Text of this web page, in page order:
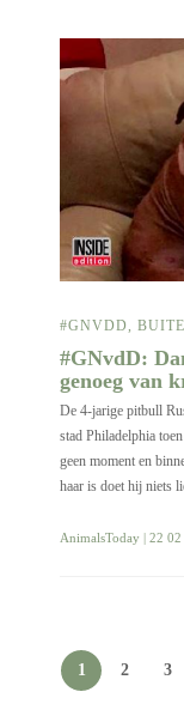
#GNVDD,
#GNvdD:
genoeg van
De 4-jarige pitbull
stad Philadelphia
geen moment en
haar is doet hij niets
AnimalsToday | 22
1 2 3